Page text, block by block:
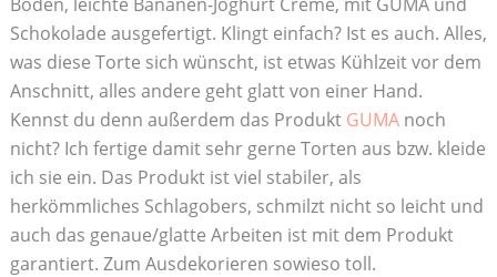
Schokolade ausgefertigt. Klingt einfach? Ist es auch. Alles,
was diese Torte sich wünscht, ist etwas Kühlzeit vor dem
Anschnitt, alles andere geht glatt von einer Hand.
Kennst du denn außerdem das Produkt GUMAnoch
nicht? Ich fertige damit sehr gerne Torten aus bzw. kleide
ich sie ein. Das Produkt ist viel stabiler, als
herkömmliches Schlagobers, schmilzt nicht so leicht und
auch das genaue/glatte Arbeiten ist mit dem Produkt
garantiert. Zum Ausdekorieren sowieso toll.